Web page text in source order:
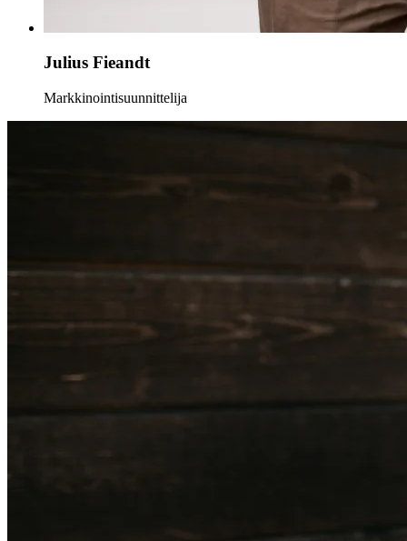
Julius Fieandt
Markkinointisuunnittelija